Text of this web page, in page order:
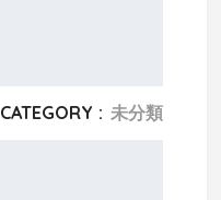
CATEGORY : 未分類